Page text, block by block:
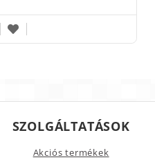
SZOLGÁLTATÁSOK
Akciós termékek